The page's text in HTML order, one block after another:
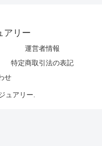
アリー
運営者情報
特定商取引法の表記
せ
ュアリー.